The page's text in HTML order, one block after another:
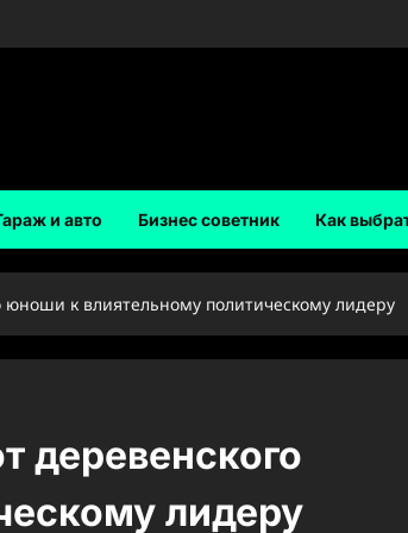
и авто Бизнес советник Как
к влиятельному политическому лидеру
деревенского
лидеру